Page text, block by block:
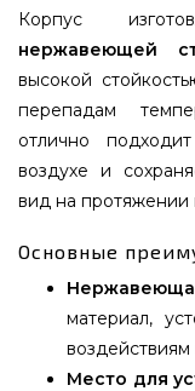
Корпус
нержавеющей
высокой
перепадам
отлично
воздухе и
вид на протяжении
Основные
материал,
Место для